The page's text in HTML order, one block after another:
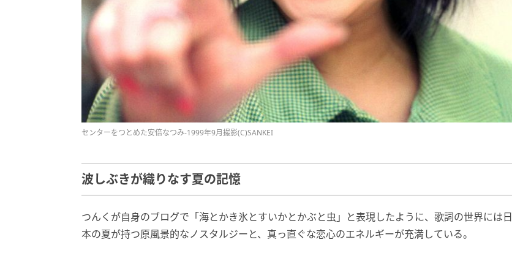
センターをつとめた安倍なつみ-1999年9月撮影(C)SANKEI
波しぶきが織りなす夏の記憶
つんくが自身のブログで「海とかき氷とすいかとかぶと虫」と表現したように、歌詞の世界には日
本の夏が持つ原風景的なノスタルジーと、真っ直ぐな恋心のエネルギーが充満している。